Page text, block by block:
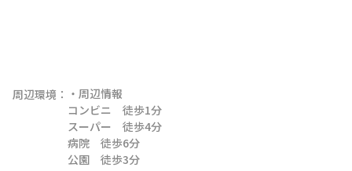
周辺環境： ・周辺情報
コンビニ　徒歩1分
スーパー　徒歩4分
病院　徒歩6分
公園　徒歩3分